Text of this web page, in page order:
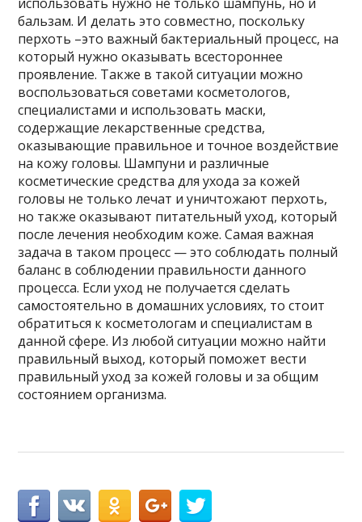
бальзам. И делать это совместно, поскольку
перхоть –это важный бактериальный процесс, на
который нужно оказывать всестороннее
проявление. Также в такой ситуации можно
воспользоваться советами косметологов,
специалистами и использовать маски,
содержащие лекарственные средства,
оказывающие правильное и точное воздействие
на кожу головы. Шампуни и различные
косметические средства для ухода за кожей
головы не только лечат и уничтожают перхоть,
но также оказывают питательный уход, который
после лечения необходим коже. Самая важная
задача в таком процесс — это соблюдать полный
баланс в соблюдении правильности данного
процесса. Если уход не получается сделать
самостоятельно в домашних условиях, то стоит
обратиться к косметологам и специалистам в
данной сфере. Из любой ситуации можно найти
правильный выход, который поможет вести
правильный уход за кожей головы и за общим
состоянием организма.